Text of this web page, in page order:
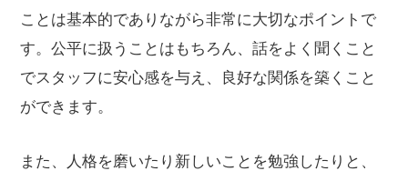
ことは基本的でありながら非常に大切なポイントで
す。公平に扱うことはもちろん、話をよく聞くこと
でスタッフに安心感を与え、良好な関係を築くこと
ができます。
また、人格を磨いたり新しいことを勉強したりと、